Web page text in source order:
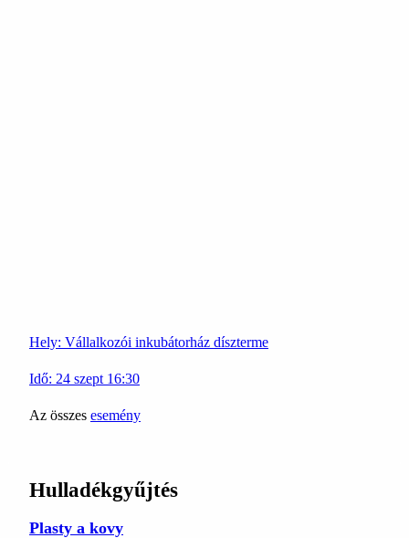
Hely: Vállalkozói inkubátorház díszterme
Idő: 24 szept 16:30
Az összes esemény
Hulladékgyűjtés
Plasty a kovy